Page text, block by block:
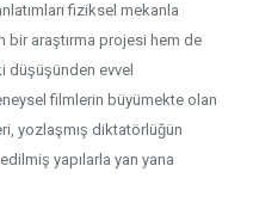
fiziksel mekanla
bir araştırma projesi hem de
düşüşünden evvel
filmlerin büyümekte olan
yozlaşmış diktatörlüğün
yapılarla yan yana